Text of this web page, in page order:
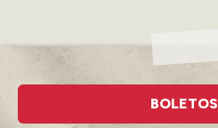
BOLETOS